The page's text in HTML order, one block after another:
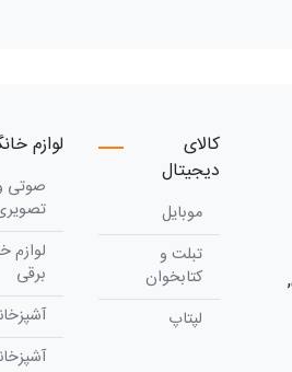
کالای
دیجیتال
موبایل
تبلت و
کتابخوان
لپتاپ
لوازم
صوتی
لوازم
برقی